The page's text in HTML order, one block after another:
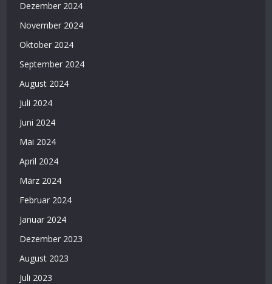
Dezember 2024
November 2024
Oktober 2024
September 2024
August 2024
Juli 2024
Juni 2024
Mai 2024
April 2024
März 2024
Februar 2024
Januar 2024
Dezember 2023
August 2023
Juli 2023